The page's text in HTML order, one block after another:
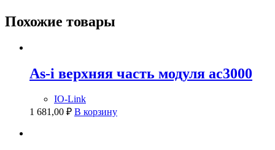
Похожие товары
As-i верхняя часть модуля ac3000
IO-Link
1 681,00 ₽ В корзину